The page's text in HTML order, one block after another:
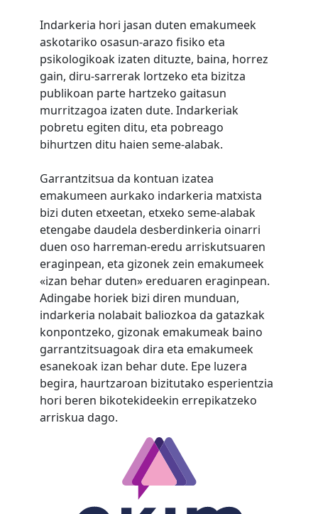
Indarkeria hori jasan duten emakumeek
askotariko osasun-arazo fisiko eta
psikologikoak izaten dituzte, baina, horrez
gain, diru-sarrerak lortzeko eta bizitza
publikoan parte hartzeko gaitasun
murritzagoa izaten dute. Indarkeriak
pobretu egiten ditu, eta pobreago
bihurtzen ditu haien seme-alabak.
Garrantzitsua da kontuan izatea
emakumeen aurkako indarkeria matxista
bizi duten etxeetan, etxeko seme-alabak
etengabe daudela desberdinkeria oinarri
duen oso harreman-eredu arriskutsuaren
eraginpean, eta gizonek zein emakumeek
«izan behar duten» ereduaren eraginpean.
Adingabe horiek bizi diren munduan,
indarkeria nolabait baliozkoa da gatazkak
konpontzeko, gizonak emakumeak baino
garrantzitsuagoak dira eta emakumeek
esanekoak izan behar dute. Epe luzera
begira, haurtzaroan bizitutako esperientzia
hori beren bikotekideekin errepikatzeko
arriskua dago.